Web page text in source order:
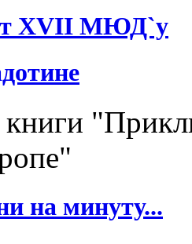
XVII МЮД`у
на минуту...